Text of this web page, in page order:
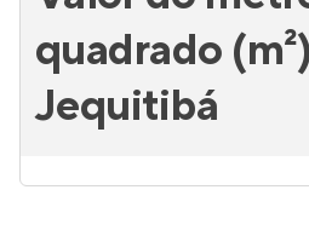
quadrado
Jequitibá